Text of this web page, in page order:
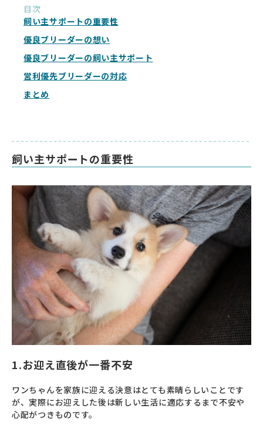
目次
飼い主サポートの重要性
優良ブリーダーの想い
優良ブリーダーの飼い主サポート
営利優先ブリーダーの対応
まとめ
飼い主サポートの重要性
1.お迎え直後が一番不安
ワンちゃんを家族に迎える決意はとても素晴らしいことです
が、実際にお迎えした後は新しい生活に適応するまで不安や
心配がつきものです。